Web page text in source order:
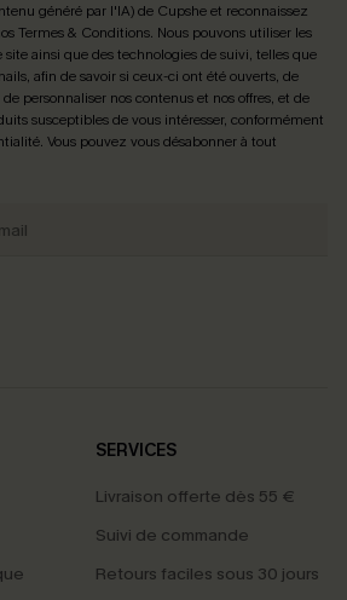
généré par l'IA) de Cupshe et reconnaissez
Termes & Conditions. Nous pouvons utiliser les
site ainsi que des technologies de suivi, telles que
afin de savoir si ceux-ci ont été ouverts, de
personnaliser nos contenus et nos offres, et de
susceptibles de vous intéresser, conformément
. Vous pouvez vous désabonner à tout
SERVICES
Livraison offerte dès 55 €
Suivi de commande
Retours faciles sous 30 jours